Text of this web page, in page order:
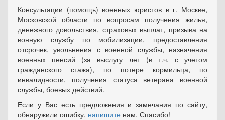
Консультации (помощь) военных юристов в г. Москве,
Московской области по вопросам получения жилья,
денежного довольствия, страховых выплат, призыва на
вонную службу по мобилизации, предоставления
отсрочек, увольнения с военной службы, назначения
военных пенсий (за выслугу лет (в т.ч. с учетом
гражданского стажа), по потере кормильца, по
инвалидности, получения статуса ветерана военной
службы, боевых действий.
Если у Вас есть предложения и замечания по сайту,
обнаружили ошибку, напишите нам. Спасибо!